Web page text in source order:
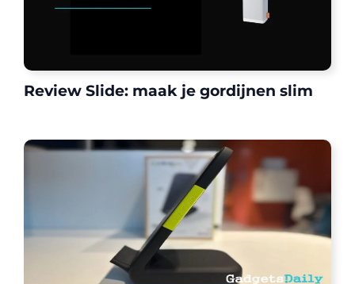
Review Slide: maak je gordijnen slim